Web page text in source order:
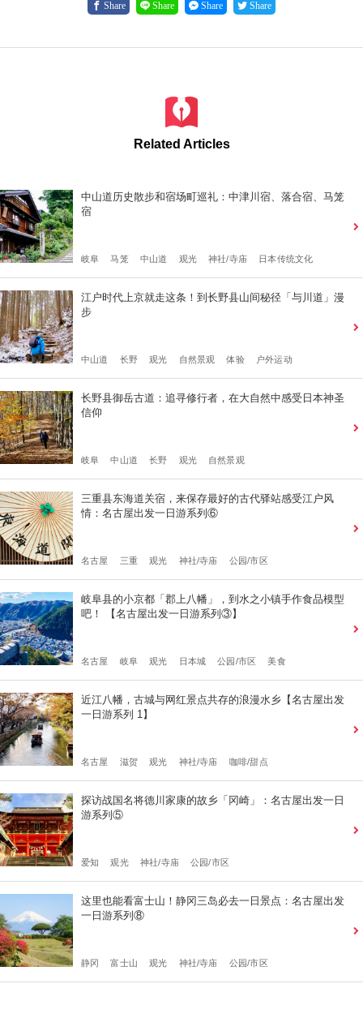
Share Share Share Share
Related Articles
中山道历史散步和宿场町巡礼：中津川宿、落合宿、马笼
宿
岐阜 马笼 中山道 观光 神社/寺庙 日本传统文化
江户时代上京就走这条！到长野县山间秘径「与川道」漫
步
中山道 长野 观光 自然景观 体验 户外运动
长野县御岳古道：追寻修行者，在大自然中感受日本神圣
信仰
岐阜 中山道 长野 观光 自然景观
三重县东海道关宿，来保存最好的古代驿站感受江户风
情：名古屋出发一日游系列⑥
名古屋 三重 观光 神社/寺庙 公园/市区
岐阜县的小京都「郡上八幡」，到水之小镇手作食品模型
吧！ 【名古屋出发一日游系列③】
名古屋 岐阜 观光 日本城 公园/市区 美食
近江八幡，古城与网红景点共存的浪漫水乡【名古屋出发
一日游系列 1】
名古屋 滋贺 观光 神社/寺庙 咖啡/甜点
探访战国名将德川家康的故乡「冈崎」：名古屋出发一日
游系列⑤
爱知 观光 神社/寺庙 公园/市区
这里也能看富士山！静冈三岛必去一日景点：名古屋出发
一日游系列⑧
静冈 富士山 观光 神社/寺庙 公园/市区